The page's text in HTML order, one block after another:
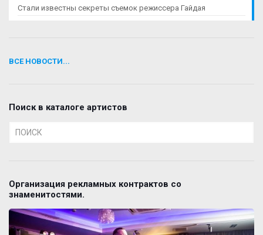
Стали известны секреты съемок режиссера Гайдая
ВСЕ НОВОСТИ...
Поиск в каталоге артистов
Организация рекламных контрактов со
знаменитостями.